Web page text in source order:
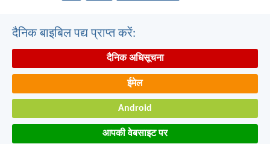
दैनिक बाइबिल पद्य प्राप्त करें:
दैनिक अधिसूचना
ईमेल
Android
आपकी वेबसाइट पर